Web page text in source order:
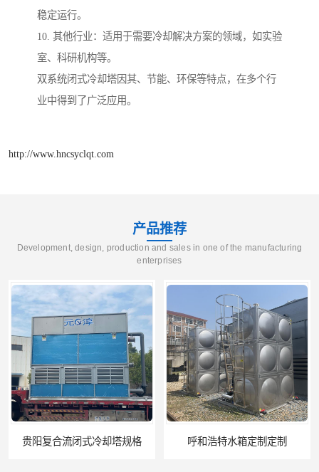
稳定运行。
10. 其他行业：适用于需要冷却解决方案的领域，如实验
室、科研机构等。
双系统闭式冷却塔因其、节能、环保等特点，在多个行
业中得到了广泛应用。
http://www.hncsyclqt.com
产品推荐
Development, design, production and sales in one of the manufacturing
enterprises
呼和浩特水箱定制定制 电厂冷却塔